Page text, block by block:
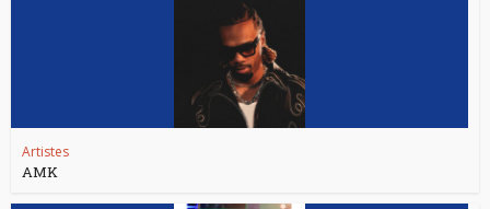
Artistes
AMK